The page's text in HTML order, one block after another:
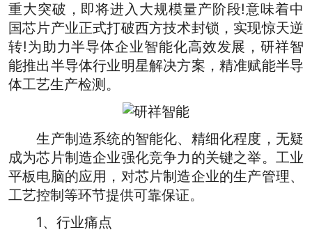
重大突破，即将进入大规模量产阶段!意味着中
国芯片产业正式打破西方技术封锁，实现惊天逆
转!为助力半导体企业智能化高效发展，研祥智
能推出半导体行业明星解决方案，精准赋能半导
体工艺生产检测。
生产制造系统的智能化、精细化程度，无疑
成为芯片制造企业强化竞争力的关键之举。工业
平板电脑的应用，对芯片制造企业的生产管理、
工艺控制等环节提供可靠保证。
1、行业痛点